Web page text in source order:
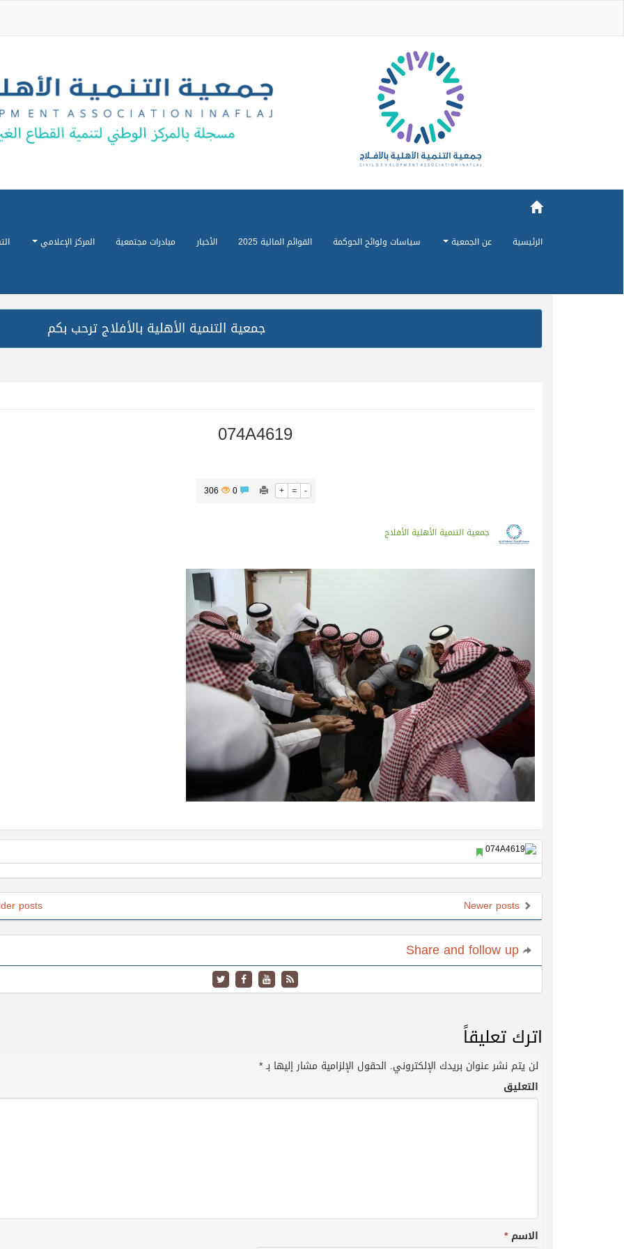
الرئيسية عن الجمعية سياسات ولوائح الحوكمة القوائم المالية 2025 الأخبار مبادرات مجتمعية المركز الإعلامي
جمعية التنمية الأهلية بالأفلاج ترحب بكم
074A4619
+ = -
0
306
جمعية التنمية الأهلية الأفلاج
posts
اترك تعليقاً
لن يتم نشر عنوان بريدك الإلكتروني. الحقول الإلزامية مشار إليها بـ*
التعليق
الاسم*